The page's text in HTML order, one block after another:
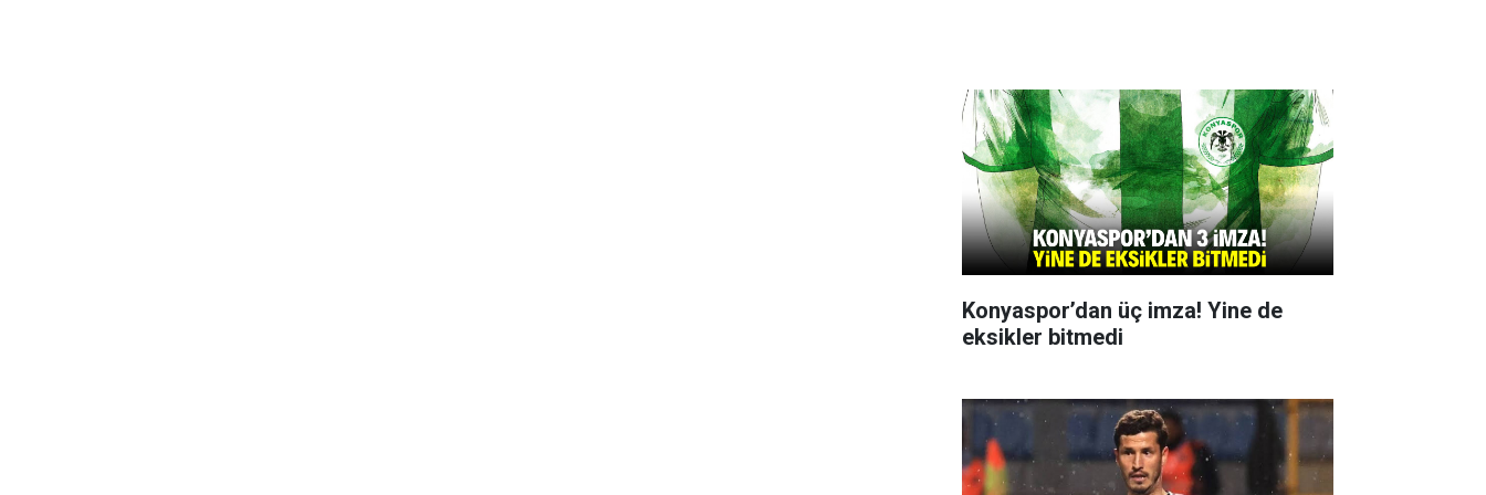
Konyaspor’dan üç imza! Yine de
eksikler bitmedi